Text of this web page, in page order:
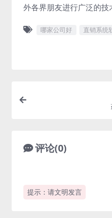
外各界朋友进行广泛的技
哪家公司好 直销系统
评论(0)
提示：请文明发言